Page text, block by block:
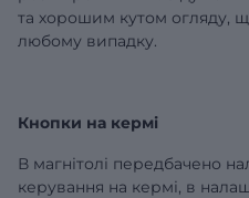
та хорошим кутом огляду,
любому випадку.
Кнопки на кермі
В магнітолі передбачено
керування на кермі, в